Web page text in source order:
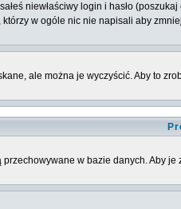
niewłaściwy login i hasło
w ogóle nic nie napisali aby
ale można je wyczyścić. Aby to
w bazie danych. Aby